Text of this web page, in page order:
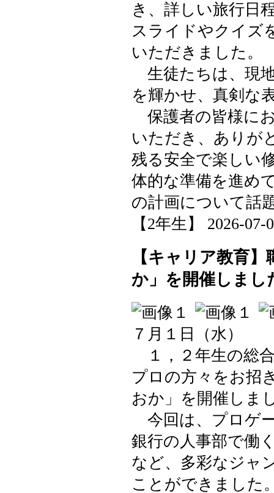
き、詳しい旅行日
スライドやクイズ
いただきました。
生徒たちは、現
を輝かせ、真剣な
保護者の皆様に
いただき、ありが
残る安全で楽しい
体的な準備を進め
の計画について話
【2年生】 2026-07-
【キャリア教育
か」を開催しまし
７月１日（水）
１，２年生の総
プロの方々をお招
おか」を開催しま
今回は、プロゲ
銀行の人事部で働
など、多彩なジャ
ことができました